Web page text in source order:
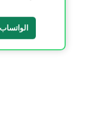
الواتساب